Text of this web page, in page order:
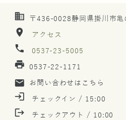
business 〒436-0028静岡県掛川市
location_on アクセス
phone 0537-23-5005
print 0537-22-1171
mail お問い合わせはこちら
login チェックイン / 15:00
logout チェックアウト / 10:00